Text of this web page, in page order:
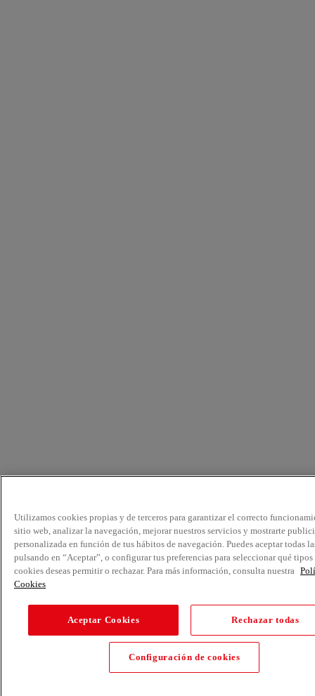
Utilizamos cookies propias y de terceros para garantizar el correcto
sitio web, analizar la navegación, mejorar nuestros servicios y mostrarte
personalizada en función de tus hábitos de navegación. Puedes aceptar todas
pulsando en “Aceptar”, o configurar tus preferencias para seleccionar qué tipos
cookies deseas permitir o rechazar. Para más información, consulta nuestra
Cookies
Aceptar Cookies Rechazar todas
Configuración de cookies